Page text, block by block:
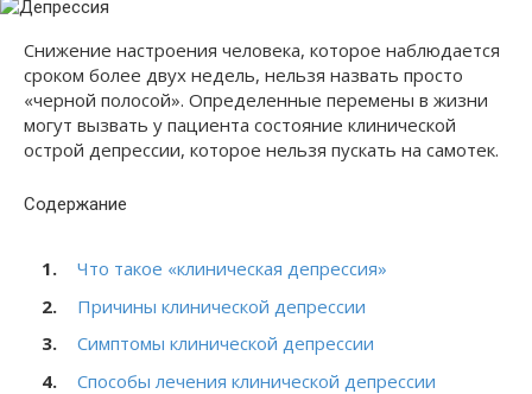
Снижение настроения человека, которое наблюдается
сроком более двух недель, нельзя назвать просто
«черной полосой». Определенные перемены в жизни
могут вызвать у пациента состояние клинической
острой депрессии, которое нельзя пускать на самотек.
Содержание
Что такое «клиническая депрессия»
Причины клинической депрессии
Симптомы клинической депрессии
Способы лечения клинической депрессии